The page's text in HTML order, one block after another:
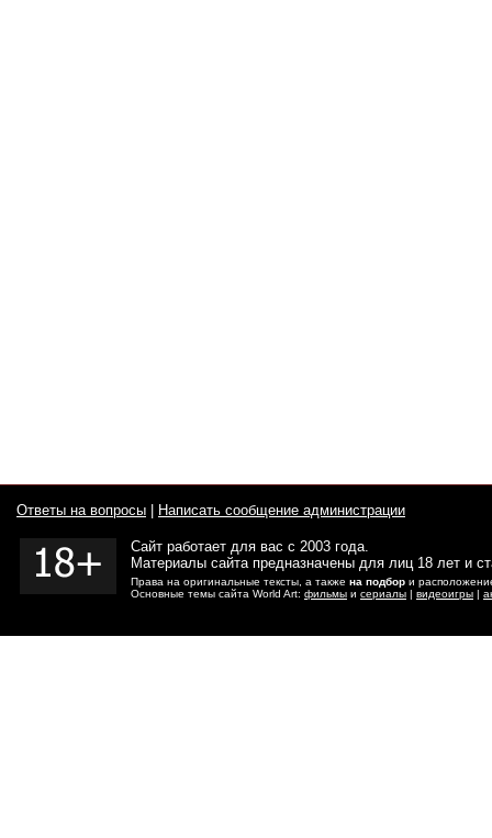
Ответы на вопросы Написать сообщение администрации
Сайт работает для вас с 2003 года.
Материалы сайта предназначены для лиц 18 лет и
Права на оригинальные тексты, а также на подбор и
Основные темы сайта World Art: фильмы и сериалы | видеоигры |